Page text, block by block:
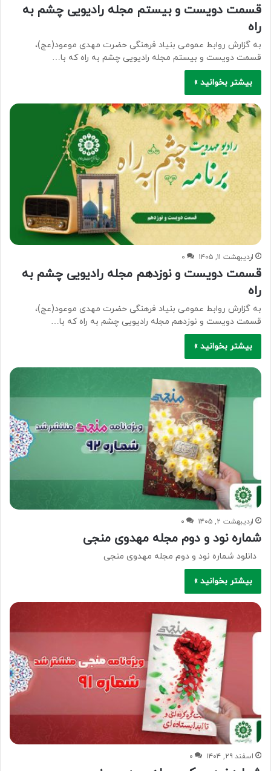
قسمت دویست و بیستم مجله رادیویی چشم به
راه
به گزارش روابط عمومی بنیاد فرهنگی حضرت مهدی موعود(عج)،
قسمت دویست و بیستم مجله رادیویی چشم به راه که با…
بیشتر بخوانید »
اردیبهشت ۱۱, ۱۴۰۵ ۰
قسمت دویست و نوزدهم مجله رادیویی چشم به
راه
به گزارش روابط عمومی بنیاد فرهنگی حضرت مهدی موعود(عج)،
قسمت دویست و نوزدهم مجله رادیویی چشم به راه که با…
بیشتر بخوانید »
اردیبهشت ۲, ۱۴۰۵ ۰
شماره نود و دوم مجله مهدوی منجی
دانلود شماره نود و دوم مجله مهدوی منجی
بیشتر بخوانید »
اسفند ۲۹, ۱۴۰۴ ۰